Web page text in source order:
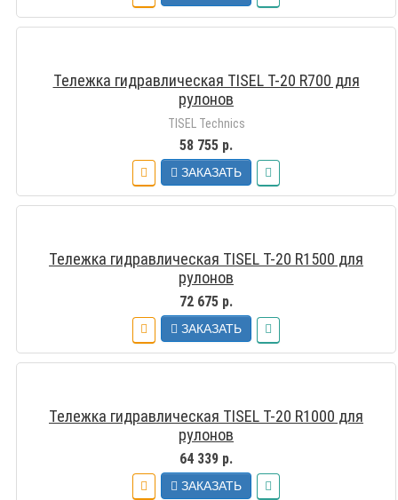
Тележка гидравлическая TISEL T-20 R700 для
рулонов
TISEL Technics
58 755 р.
ЗАКАЗАТЬ
Тележка гидравлическая TISEL T-20 R1500 для
рулонов
72 675 р.
ЗАКАЗАТЬ
Тележка гидравлическая TISEL T-20 R1000 для
рулонов
64 339 р.
ЗАКАЗАТЬ